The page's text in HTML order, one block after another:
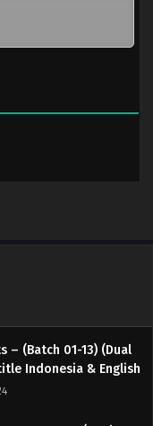
– (Batch 01-13) (Dual
Indonesia & English